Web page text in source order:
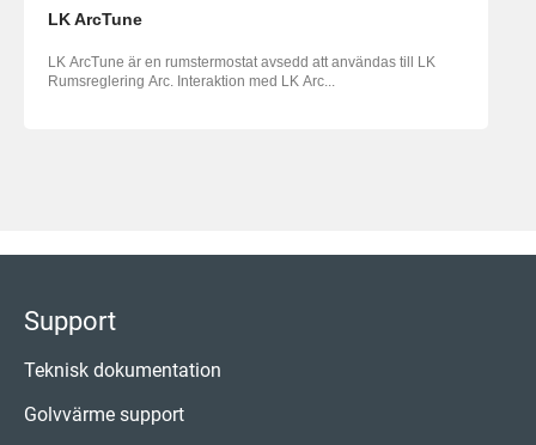
LK ArcTune
LK ArcTune är en rumstermostat avsedd att användas till LK
Rumsreglering Arc. Interaktion med LK Arc...
Support
Teknisk dokumentation
Golvvärme support